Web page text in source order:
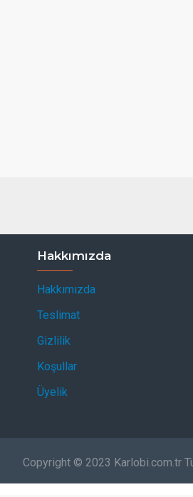
Hakkımızda
Hakkımızda
Teslimat
Gizlilik
Koşullar
Üyelik
Copyright © 2023 Karlobi.com.tr